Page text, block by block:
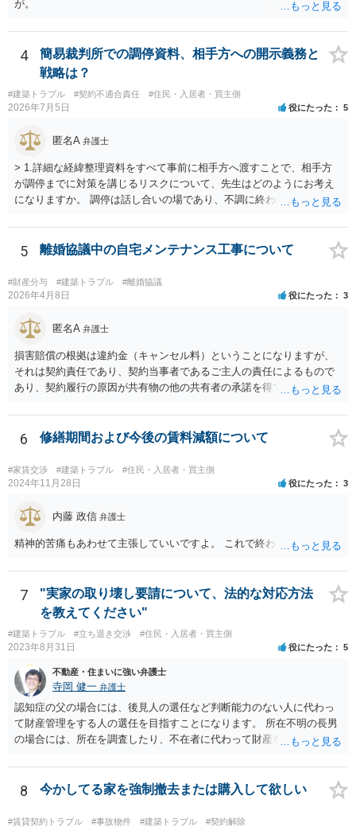
が。
4
簡易裁判所での調停資料、相手方への開示義務と
戦略は？
#建築トラブル #契約不適合責任 #住民・入居者・買主側
2026年7月5日 役にたった 5
匿名A 弁護士
> 1.詳細な経緯整理資料をすべて事前に相手方へ渡すことで、相手方
が調停までに対策を講じるリスクについて、先生はどのようにお考え
になりますか。 調停は話し合いの場であり、不調に終われば訴訟で解
いう姑息な手段は使えませんし、公平かつ納得のできる解決というの
は、当事者と裁判所が同じ主張と証拠関係を踏まえた上で初めて実現
できるものだと考えます。 > 2.また、開示する範囲や内容の見せ方に
ついて、何か工夫できる点があればご教示いただけますでしょうか。
弁護士によって考え方が異なるかもしれませんが、資料の一部を相手
にとって不利な事実が隠されているという推認を働かせることに繋が
るリスクがあります（もちろん、争点と全く無関係な部分をマスキン
グ等することはありますが、それは手続戦略とは別の問題です）。 裁
判所は公平な第三者であり、調停委員会に与える心証も考慮する必要
があります。手続を有利に進めたいのであれば、証拠の出し方より
回提出を予定している資料がどのようなものであるのか、争点とどの
て具体的なに採るべき手段は変わってくるため、上記はあくまで個別
事情を踏まえない一般論としてご理解いただき、本件でどのように対
ます。
5 離婚協議中の自宅メンテナンス工事について
#財産分与 #建築トラブル #離婚協議
2026年4月8日 役にたった 3
匿名A 弁護士
損害賠償の根拠は違約金（キャンセル料）ということになりますが、
それは契約責任であり、契約当事者であるご主人の責任によるもので
あり、契約履行の原因が共有物の他の共有者の承諾を得ていなかった
るべきものであり、奥さんが負担すべき債務ではありません。つまり
奥さんにメンテナンス工事契約を承諾しなければならない義務はあり
ません。 それでも請求をされましたら、個別の法律相談をされること
をお薦めします。
6 修繕期間および今後の賃料減額について
#家賃交渉 #建築トラブル #住民・入居者・買主側
2024年11月28日 役にたった 3
内藤 政信 弁護士
精神的苦痛もあわせて主張していいですよ。 これで終わります。
7
"実家の取り壊し要請について、法的な対応方法
を教えてください"
#建築トラブル #立ち退き交渉 #住民・入居者・買主側
2023年8月31日 役にたった 5
不動産・住まいに強い弁護士
寺岡 健一 弁護士
認知症の父の場合には、後見人の選任など判断能力のない人に代わっ
て財産管理をする人の選任を目指すことになります。 所在不明の長男
の場合には、所在を調査したり、不在者に代わって財産を管理する人
8 今かしてる家を強制撤去または購入して欲しい
#賃貸契約トラブル #事故物件 #建築トラブル
#契約解除